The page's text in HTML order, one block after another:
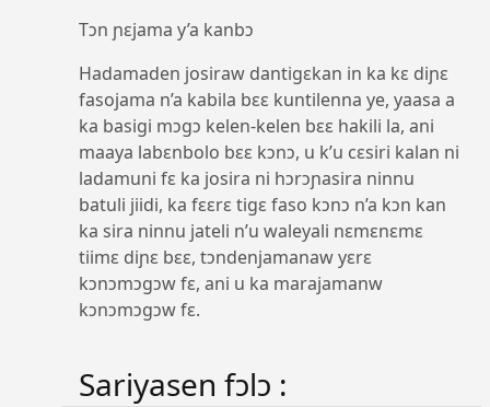
Tɔn ɲɛjama y’a kanbɔ
Hadamaden josiraw dantigɛkan in ka kɛ diɲɛ
fasojama n’a kabila bɛɛ kuntilenna ye, yaasa a
ka basigi mɔgɔ kelen-kelen bɛɛ hakili la, ani
maaya labɛnbolo bɛɛ kɔnɔ, u k’u cɛsiri kalan ni
ladamuni fɛ ka josira ni hɔrɔɲasira ninnu
batuli jiidi, ka fɛɛrɛ tigɛ faso kɔnɔ n’a kɔn kan
ka sira ninnu jateli n’u waleyali nɛmɛnɛmɛ
tiimɛ diɲɛ bɛɛ, tɔndenjamanaw yɛrɛ
kɔnɔmɔgɔw fɛ, ani u ka marajamanw
kɔnɔmɔgɔw fɛ.
Sariyasen fɔlɔ :